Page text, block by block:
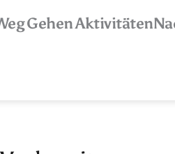
GehenAktivitäten